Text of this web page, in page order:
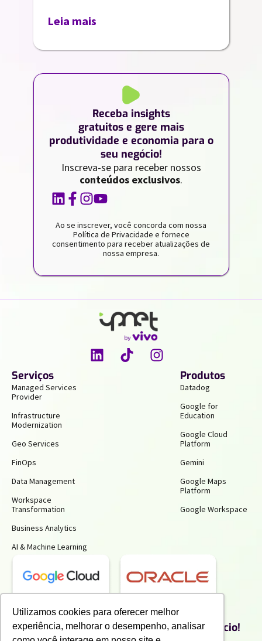
Utilizamos cookies para oferecer melhor
experiência, melhorar o desempenho, analisar
Leia mais
Receba insights
gratuitos e gere mais
produtividade e economia para o
seu negócio!
Inscreva-se para receber nossos
conteúdos exclusivos.
Ao se inscrever, você concorda com nossa
Política de Privacidade e fornece
consentimento para receber atualizações de
nossa empresa.
Serviços
Managed Services
Provider
Infrastructure
Modernization
Geo Services
FinOps
Data Management
Workspace
Transformation
Business Analytics
AI & Machine Learning
Produtos
Datadog
Google for
Education
Google Cloud
Platform
Gemini
Google Maps
Platform
Google Workspace
Receba insights gratuitos e gere mais
produtividade e economia para o seu negócio!
Inscreva-se para receber nossos conteúdos exclusivos.